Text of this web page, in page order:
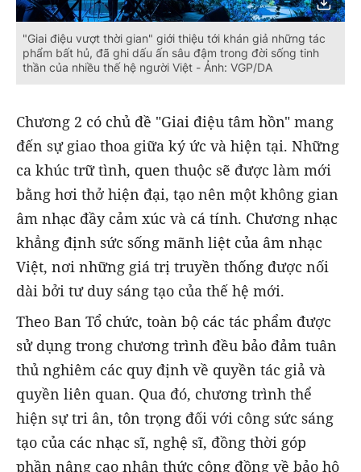
"Giai điệu vượt thời gian" giới thiệu tới khán giả những tác
phẩm bất hủ, đã ghi dấu ấn sâu đậm trong đời sống tinh
thần của nhiều thế hệ người Việt - Ảnh: VGP/DA
Chương 2 có chủ đề "Giai điệu tâm hồn" mang
đến sự giao thoa giữa ký ức và hiện tại. Những
ca khúc trữ tình, quen thuộc sẽ được làm mới
bằng hơi thở hiện đại, tạo nên một không gian
âm nhạc đầy cảm xúc và cá tính. Chương nhạc
khẳng định sức sống mãnh liệt của âm nhạc
Việt, nơi những giá trị truyền thống được nối
dài bởi tư duy sáng tạo của thế hệ mới.
Theo Ban Tổ chức, toàn bộ các tác phẩm được
sử dụng trong chương trình đều bảo đảm tuân
thủ nghiêm các quy định về quyền tác giả và
quyền liên quan. Qua đó, chương trình thể
hiện sự tri ân, tôn trọng đối với công sức sáng
tạo của các nhạc sĩ, nghệ sĩ, đồng thời góp
phần nâng cao nhận thức cộng đồng về bảo hộ